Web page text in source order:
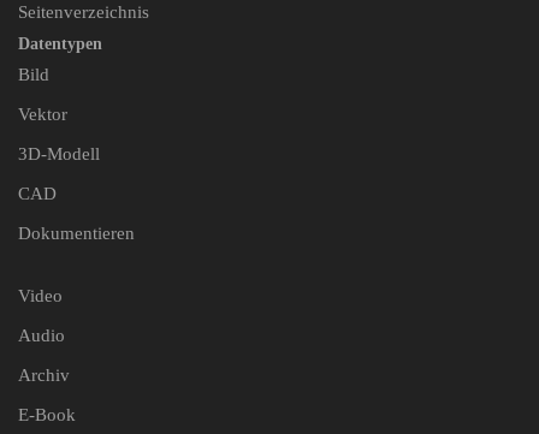
Seitenverzeichnis
Datentypen
Bild
Vektor
3D-Modell
CAD
Dokumentieren
Video
Audio
Archiv
E-Book